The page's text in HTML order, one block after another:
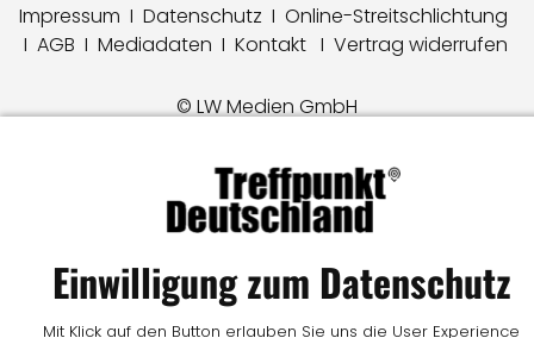
Impressum I Datenschutz I Online-Streitschlichtung
I AGB I Mediadaten I Kontakt I Vertrag widerrufen
© LW Medien GmbH
Einwilligung zum Datenschutz
Mit Klick auf den Button erlauben Sie uns die User Experience